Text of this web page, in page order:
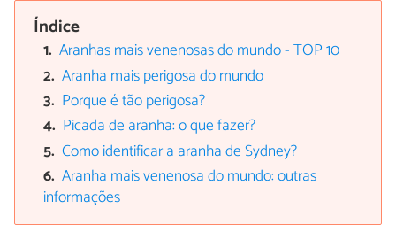
Índice
Aranhas mais venenosas do mundo - TOP 10
Aranha mais perigosa do mundo
Porque é tão perigosa?
Picada de aranha: o que fazer?
Como identificar a aranha de Sydney?
Aranha mais venenosa do mundo: outras
informações